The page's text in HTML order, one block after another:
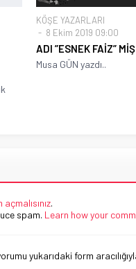
KÖŞE YAZARLARI
8 Ekim 2019 09:00
ADI ”ESNEK FAİZ”
Musa GÜN yazdı..
.
spam. Learn how your
yukarıdaki form